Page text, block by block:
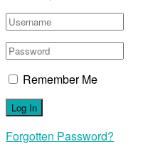
Remember Me
Forgotten Password?